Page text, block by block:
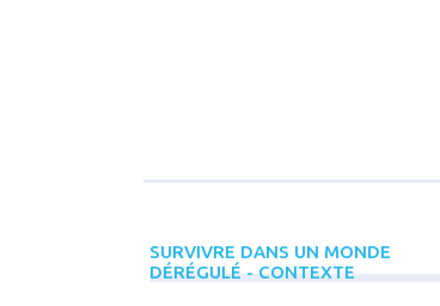
SURVIVRE DANS UN MONDE
DÉRÉGULÉ - CONTEXTE